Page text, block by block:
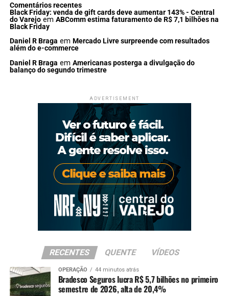
Comentários recentes
Black Friday: venda de gift cards deve aumentar 143% - Central
do Varejoem ABComm estima faturamento de R$ 7,1 bilhões na
Black Friday
Daniel R Braga em Mercado Livre surpreende com resultados
além do e-commerce
Daniel R Braga em Americanas posterga a divulgação do
balanço do segundo trimestre
ADVERTISEMENT
RECENTES QUENTE VÍDEOS
OPERAÇÃO 44 minutos atrás
Bradesco Seguros lucra R$ 5,7 bilhões no primeiro
semestre de 2026, alta de 20,4%